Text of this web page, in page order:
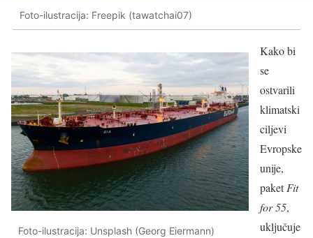
Foto-ilustracija: Freepik (tawatchai07)
Foto-ilustracija: Unsplash (Georg Eiermann)
Kako bi
se
ostvarili
klimatski
ciljevi
Evropske
unije,
paketFit
for 55,
uključuje